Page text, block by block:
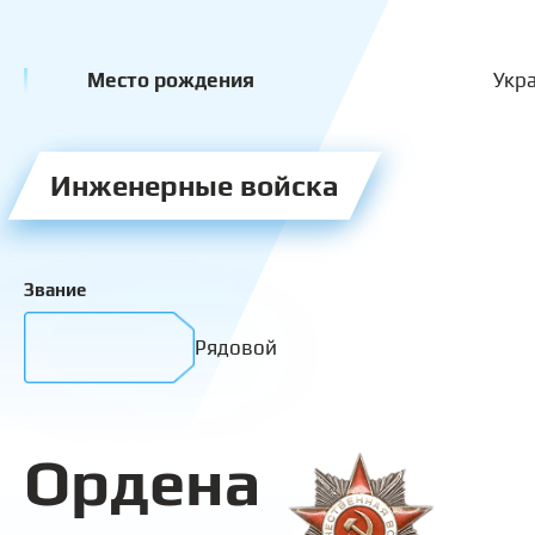
Место рождения
Инженерные войска
Звание
Рядовой
Ордена